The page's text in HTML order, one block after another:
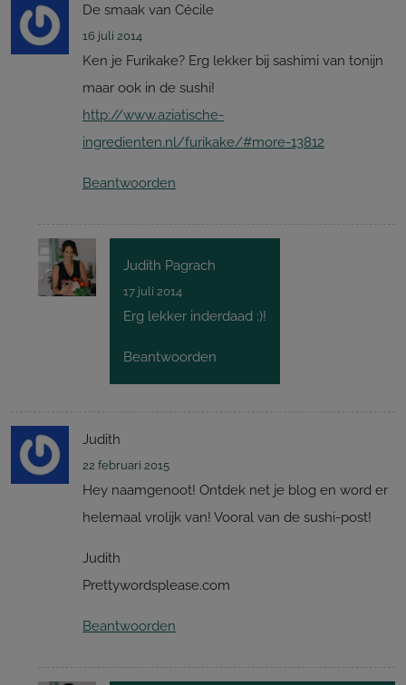
De smaak van Cécile
16 juli 2014
Ken je Furikake? Erg lekker bij sashimi van tonijn
maar ook in de sushi!
http://www.aziatische-
ingredienten.nl/furikake/#more-13812
Beantwoorden
Judith Pagrach
17 juli 2014
Erg lekker inderdaad :)!
Beantwoorden
Judith
22 februari 2015
Hey naamgenoot! Ontdek net je blog en word er
helemaal vrolijk van! Vooral van de sushi-post!
Judith
Prettywordsplease.com
Beantwoorden